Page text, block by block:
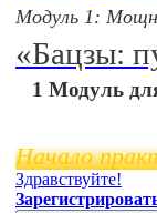
Модуль 1:
«Бацзы:
1 Модуль
Начало
Здравствуйте!